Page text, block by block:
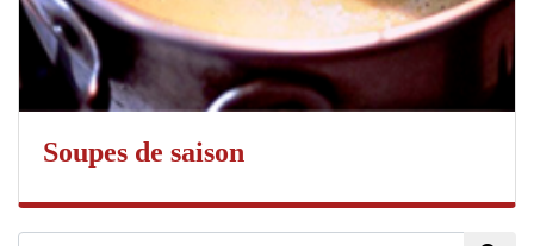
Soupes de saison